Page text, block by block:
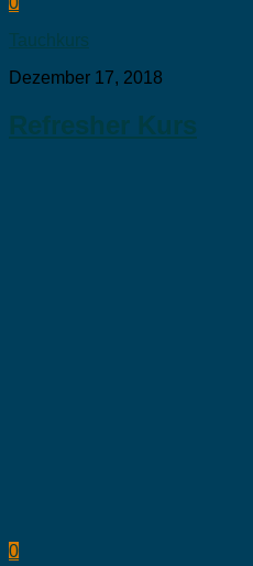
Tauchkurs
Dezember 17, 2018
Refresher Kurs
0